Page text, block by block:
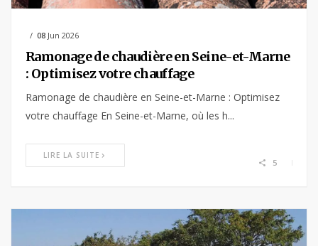
08 Jun 2026
Ramonage de chaudière en Seine-et-Marne
: Optimisez votre chauffage
Ramonage de chaudière en Seine-et-Marne : Optimisez
votre chauffage En Seine-et-Marne, où les h...
LIRE LA SUITE
5